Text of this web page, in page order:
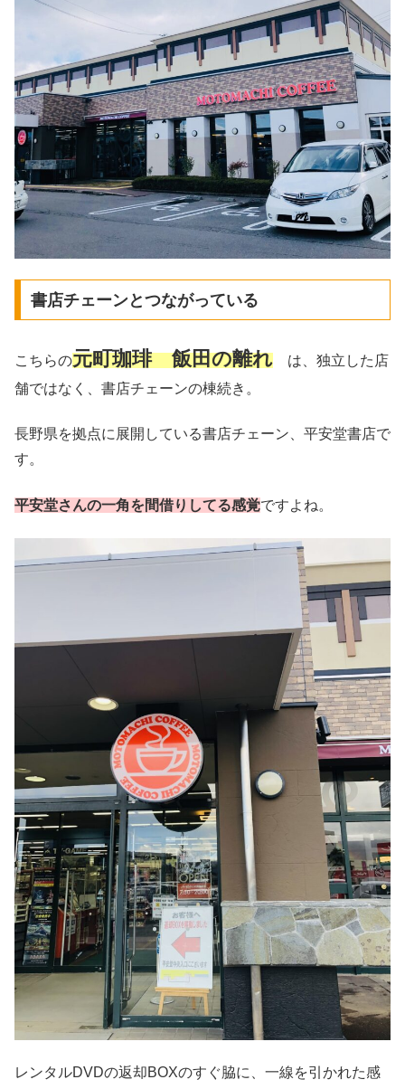
書店チェーンとつながっている
こちらの元町珈琲 飯田の離れ は、独立した店
舗ではなく、書店チェーンの棟続き。
長野県を拠点に展開している書店チェーン、平安堂書店で
す。
平安堂さんの一角を間借りしてる感覚ですよね。
レンタルDVDの返却BOXのすぐ脇に、一線を引かれた感